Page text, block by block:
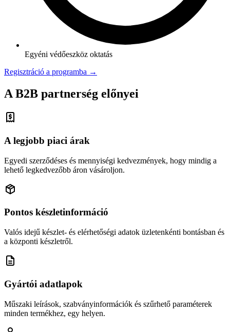
Egyéni védőeszköz oktatás
Regisztráció a programba →
A B2B partnerség előnyei
A legjobb piaci árak
Egyedi szerződéses és mennyiségi kedvezmények, hogy mindig a
lehető legkedvezőbb áron vásároljon.
Pontos készletinformáció
Valós idejű készlet- és elérhetőségi adatok üzletenkénti bontásban és
a központi készletről.
Gyártói adatlapok
Műszaki leírások, szabványinformációk és szűrhető paraméterek
minden termékhez, egy helyen.